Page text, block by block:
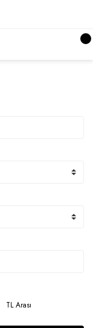
TL Arası